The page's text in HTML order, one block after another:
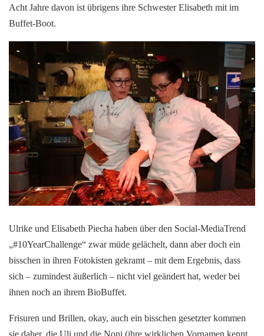
Acht Jahre davon ist übrigens ihre Schwester Elisabeth mit im
Buffet-Boot.
Ulrike und Elisabeth Piecha haben über den Social-MediaTrend
„#10YearChallenge“ zwar müde gelächelt, dann aber doch ein
bisschen in ihren Fotokisten gekramt – mit dem Ergebnis, dass
sich – zumindest äußerlich – nicht viel geändert hat, weder bei
ihnen noch an ihrem BioBuffet.
Frisuren und Brillen, okay, auch ein bisschen gesetzter kommen
sie daher, die Uli und die Noni (ihre wirklichen Vornamen kennt